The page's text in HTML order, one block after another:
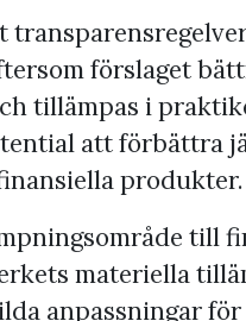
förslaget
tillämpas i
att förbättra
produkter.
till
materiella
anpassningar